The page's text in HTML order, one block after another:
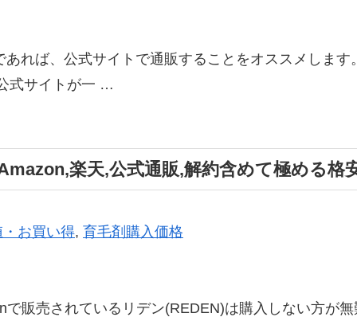
れば、公式サイトで通販することをオススメしま
式サイトが一 …
楽天,公式通販,解約含めて極める格
お買い得, 育毛剤購入価格
販売されているリデン(REDEN)は購入しない方が